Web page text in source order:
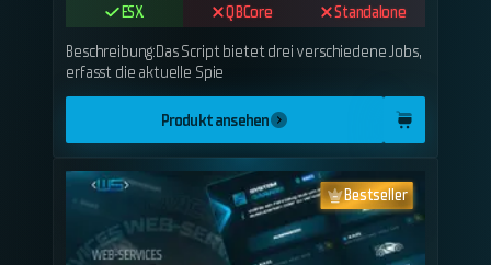
ESX QBCore
Standalone
Beschreibung:Das Script bietet drei verschiedene Jobs,
erfasst die aktuelle Spie
Produkt ansehen
Bestseller